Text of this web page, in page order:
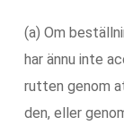
(a) Om
har ännu inte
rutten genom
den, eller